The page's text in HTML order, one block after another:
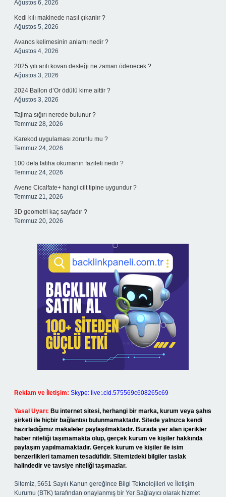
Ağustos 6, 2026
Kedi kılı makinede nasıl çıkarılır ?
Ağustos 5, 2026
Avanos kelimesinin anlamı nedir ?
Ağustos 4, 2026
2025 yılı arılı kovan desteği ne zaman ödenecek ?
Ağustos 3, 2026
2024 Ballon d’Or ödülü kime aittir ?
Ağustos 3, 2026
Tajima sığırı nerede bulunur ?
Temmuz 28, 2026
Karekod uygulaması zorunlu mu ?
Temmuz 24, 2026
100 defa fatiha okumanın fazileti nedir ?
Temmuz 24, 2026
Avene Cicalfate+ hangi cilt tipine uygundur ?
Temmuz 21, 2026
3D geometri kaç sayfadır ?
Temmuz 20, 2026
Reklam ve İletişim: Skype: live:.cid.575569c608265c69
Yasal Uyarı: Bu internet sitesi, herhangi bir marka, kurum veya şahıs
şirketi ile hiçbir bağlantısı bulunmamaktadır. Sitede yalnızca kendi
hazırladığımız makaleler paylaşılmaktadır. Burada yer alan içerikler
haber niteliği taşımamakta olup, gerçek kurum ve kişiler hakkında
paylaşım yapılmamaktadır. Gerçek kurum ve kişiler ile isim
benzerlikleri tamamen tesadüfidir. Sitemizdeki bilgiler taslak
halindedir ve tavsiye niteliği taşımazlar.
Sitemiz, 5651 Sayılı Kanun gereğince Bilgi Teknolojileri ve İletişim
Kurumu (BTK) tarafından onaylanmış bir Yer Sağlayıcı olarak hizmet